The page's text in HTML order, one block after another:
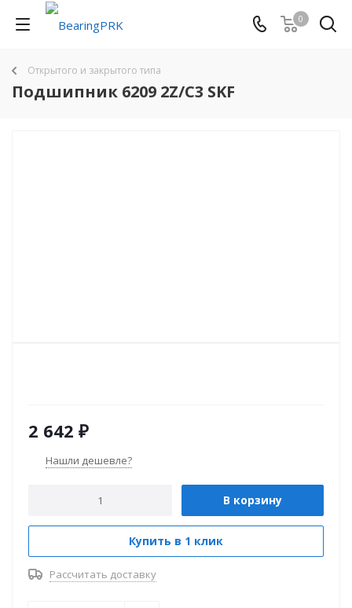
0
Открытого и закрытого типа
Подшипник 6209 2Z/C3 SKF
2 642 ₽
Нашли дешевле?
В корзину
Купить в 1 клик
Рассчитать доставку